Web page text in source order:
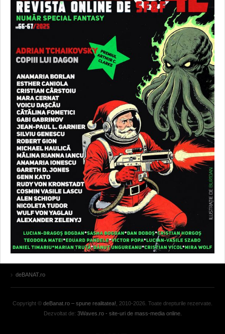
deBANAT.ro
Copyright © deBanat.ro – spune realitatea!, 2010-2026. Toate drepturile rezervate.
Dezvoltat de: 3Waves.ro - site-uri de mass-media online.